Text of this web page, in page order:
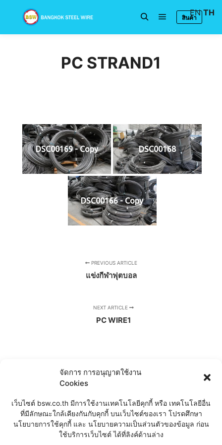
จัดการ การอนุญาตใช้งาน
Cookies
เว็บไซต์ bsw.co.th มีการใช้งานเทคโนโลยีคุกกี้ หรือ เทคโนโลยีอื่น
ที่มีลักษณะใกล้เคียงกันกับคุกกี้ บนเว็บไซต์ของเรา โปรดศึกษา
นโยบายการใช้คุกกี้ และ นโยบายความเป็นส่วนตัวของข้อมูล ก่อน
ใช้บริการเว็บไซต์ ได้ที่ลิงค์ด้านล่าง
สินค้า
PC STRAND1
DSC00169 - Copy DSC00168
DSC00166 - Copy
PREVIOUS ARTICLE
แข่งกีฬาฟุตบอล
NEXT ARTICLE
PC WIRE1
CHAT
EN TH